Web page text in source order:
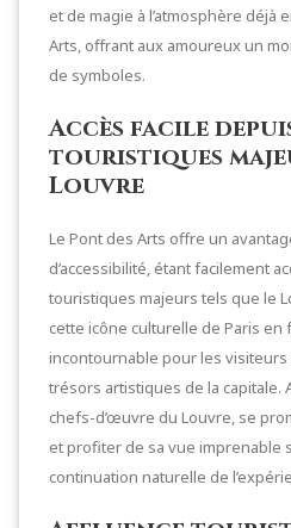
et de magie à l’atmosphère déjà
Arts, offrant aux amoureux un
de symboles.
Accès facile
touristiques
Louvre
Le Pont des Arts offre un
d’accessibilité, étant facilement
touristiques majeurs tels que le
cette icône culturelle de Paris en
incontournable pour les
trésors artistiques de la capitale.
chefs-d’œuvre du Louvre, se
et profiter de sa vue imprenable
continuation naturelle de